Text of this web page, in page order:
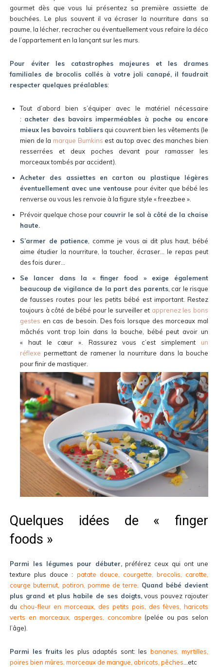
gourmet dès que vous lui présentez sa première assiette de
bouchées. Le plus souvent il va écraser la nourriture dans sa
paume, la lécher, recracher ou éventuellement vous refaire la déco
de l’appartement en la lançant sur les murs.
Pour éviter les catastrophes majeures et les drames
familiales de brocolis collés à votre joli canapé, il faudrait
respecter quelques préalables:
Tout d’abord bien s’équiper avec le matériel nécessaire
: acheter des bavoirs imperméables à poche ou encore
mieux les bavoirs tabliersqui couvrent bien les vêtements (le
mien de la marque Bumkins est au top avec des manches bien
resserrées et deux poches devant pour ramasser les
morceaux tombés par accident).
Acheter des assiettes en carton ou plastique légères
éventuellement avec une ventouse pour éviter que bébé les
renverse ou vous les renvoie à la figure style « freezbee ».
Prévoir quelque chose pour couvrir le sol à côté de la chaise
haute.
S’armer de patience , comme je vous ai dit plus haut, bébé
aime étudier la nourriture, la toucher, écraser… le repas peut
des fois durer…
Se lancer dans la « finger food » exige également
beaucoup de vigilance de la part des parents, car le risque
de fausses routes pour les petits bébé est important. Restez
toujours à côté de bébé pour le surveiller et apprenez les bons
gestes en cas de besoin. Des fois lorsque des morceaux mal
mâchés vont trop loin dans la bouche, bébé peut avoir un
« haut le cœur ». Rassurez vous c’est simplementun
réflexe permettant de ramener la nourriture dans la bouche
pour finir de mastiquer.
Quelques idées de « finger
foods »
Parmi les légumes pour débuter,préférez ceux qui ont une
texture plus douce : patate douce, courgette, brocolis, carotte,
courge buternut, potiron, pomme de terre. Quand bébé devient
plus grand et plus habile de ses doigts,vous pouvez rajouter
du chou-fleur en morceaux, des petits pois, des fèves, haricots
verts en morceaux, asperges, concombre (pelée ou pas selon
l’âge).
Parmi les fruitsles plus adaptés sont: les bananes, myrtilles,
poires bien mûres, morceaux de mangue, abricots, pêches…etc